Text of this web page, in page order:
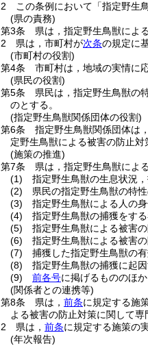
2
この条例において「指定野生
(県の責務)
第3条
県は，指定野生鳥獣によ
2
県は，市町村が次条の規定に
(市町村の役割)
第4条
市町村は，地域の実情に
(県民の役割)
第5条
県民は，指定野生鳥獣の
のとする。
(指定野生鳥獣関係団体の役割)
第6条
指定野生鳥獣関係団体は
定野生鳥獣による被害の防止対
(施策の推進)
第7条
県は，指定野生鳥獣によ
(1)
指定野生鳥獣の生息状況
(2)
県民の指定野生鳥獣の特
(3)
指定野生鳥獣による人の
(4)
指定野生鳥獣の捕獲をす
(5)
指定野生鳥獣による被害
(6)
指定野生鳥獣による被害
(7)
捕獲した指定野生鳥獣の
(8)
指定野生鳥獣の捕獲に起
(9)
前各号に掲げるもののほ
(関係者との連携等)
第8条
県は， 前条に規定する施
よる被害の防止対策に関して
2
県は， 前条に規定する施策の
(年次報告)